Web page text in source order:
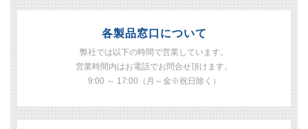
各製品窓口について
弊社では以下の時間で営業しています。
営業時間内はお電話でお問合せ頂けます。
9:00 ～ 17:00（月～金※祝日除く）